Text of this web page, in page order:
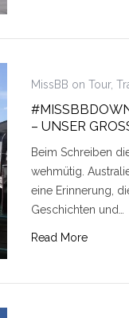
MissBB on Tour,
– UNSER
Beim Schreiben
wehmütig.
eine Erinnerung,
Geschichten und…
Read More